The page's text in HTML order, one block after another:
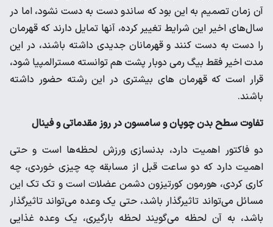
آن زمان تصمیم به این بود که ساندو دست به دست نشود، اما در
سال‌های اخیر این شرایط تغییر کرده، آنها تمایل دارند که قهرمان
را دست به دست کنند و قهرمانان جدیدی داشته باشند، در این
مدت اخیر فقط بیگ رمی دوبار پشت هم توانسته مسترالمپیا شود،
قرار است که قهرمان های بیشتری در این رشته حضور داشته
باشند.
تفاوت سطح بدن چوپان و سامسون در روز مقدماتی و فینال
دو فاکتور اهمیت دارد، بدنسازی ورزش لحظه‌ها است و حتی
اهمیت دارد که دو ساعت قبل از مسابقه چه چیزی خوردی، چه
کاری کردی، هورمون کورتیزون دشمن عضلات است و تک تک این
مسائل می‌تواند تاثیرگذار باشد، حتی یک وعده می‌تواند تاثیرگذار
باشد، به آن لحظه می‌گویند لحظه بارگیری، یک وعده غذایی